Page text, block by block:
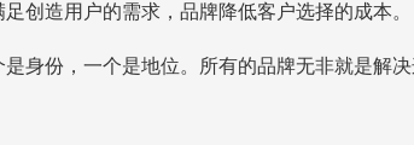
造用户的需求，品牌降低客户选择的成本。